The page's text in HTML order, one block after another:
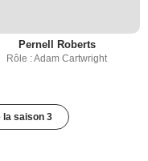
Pernell Roberts
Rôle : Adam Cartwright
la saison 3